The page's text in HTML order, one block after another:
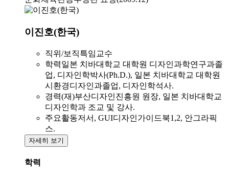
이진호(한국)
직위/보직특임교수
학력일본 치바대학교 대학원 디자인과학연구과졸
업, 디자인학박사(Ph.D.), 일본 치바대학교 대학원
시환경디자인과졸업, 디자인학석사.
경력(재)부산디자인진흥원 원장, 일본 치바대학교
디자인학과 조교 및 강사.
주요활동저서, GUI디자인가이드북1,2, 안그라픽
스.
자세히 보기
학력